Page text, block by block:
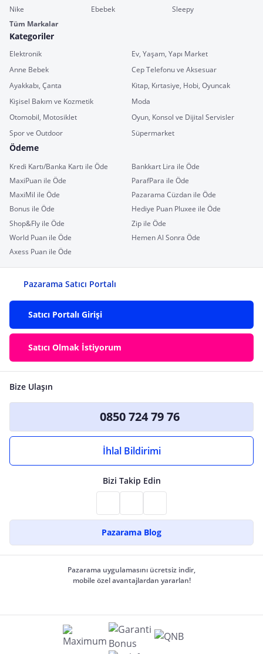
Nike
Ebebek
Sleepy
Tüm Markalar
Kategoriler
Elektronik
Ev, Yaşam, Yapı Market
Anne Bebek
Cep Telefonu ve Aksesuar
Ayakkabı, Çanta
Kitap, Kırtasiye, Hobi, Oyuncak
Kişisel Bakım ve Kozmetik
Moda
Otomobil, Motosiklet
Oyun, Konsol ve Dijital Servisler
Spor ve Outdoor
Süpermarket
Ödeme
Kredi Kartı/Banka Kartı ile Öde
Bankkart Lira ile Öde
MaxiPuan ile Öde
ParafPara ile Öde
MaxiMil ile Öde
Pazarama Cüzdan ile Öde
Bonus ile Öde
Hediye Puan Pluxee ile Öde
Shop&Fly ile Öde
Zip ile Öde
World Puan ile Öde
Hemen Al Sonra Öde
Axess Puan ile Öde
Pazarama Satıcı Portalı
Satıcı Portalı Girişi
Satıcı Olmak İstiyorum
Bize Ulaşın
0850 724 79 76
İhlal Bildirimi
Bizi Takip Edin
Pazarama Blog
Pazarama uygulamasını ücretsiz indir,
mobile özel avantajlardan yararlan!